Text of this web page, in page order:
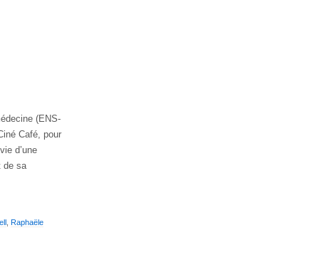
(ENS-
Café, pour
d’une
de sa
Raphaële